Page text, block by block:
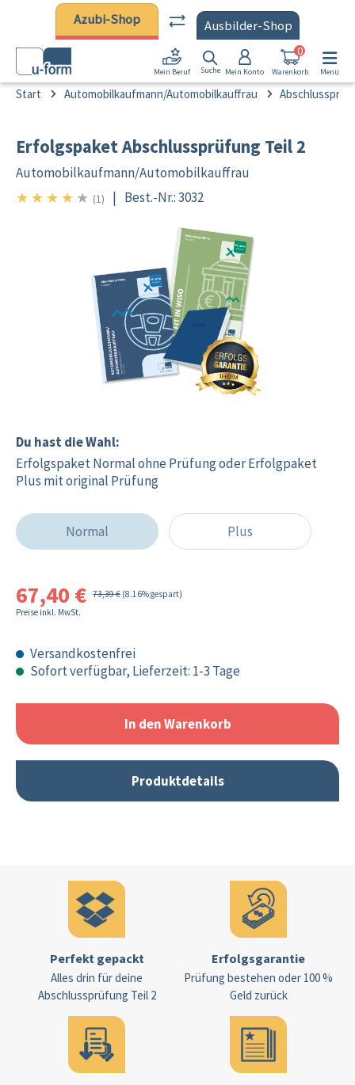
Zum Hauptinhalt springen
Azubi-Shop Ausbilder-Shop
Mein Beruf Suche Mein Konto Warenkorb
0
Menü
Start Automobilkaufmann/Automobilkauffrau
Erfolgspaket Abschlussprüfung Teil 2
Automobilkaufmann/Automobilkauffrau
★ ★ ★ ★ ★ 4/5
(1) | Best.-Nr.: 3032
Du hast die Wahl:
Erfolgspaket Normal ohne Prüfung oder Erfolgpaket
Plus mit original Prüfung
Normal Plus
67,40 € 73,39 € (8.16% gespart)
Preise inkl. MwSt.
Versandkostenfrei
Sofort verfügbar, Lieferzeit: 1-3 Tage
In den Warenkorb
Produktdetails
Perfekt gepackt Erfolgsgarantie
Alles drin für deine
Abschlussprüfung Teil 2
Prüfung bestehen oder 100 %
Geld zurück